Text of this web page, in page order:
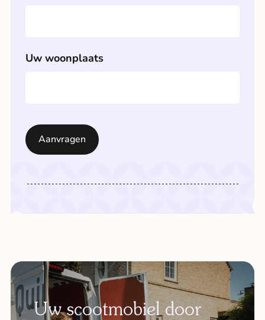
Uw woonplaats
Uw scootmobiel door